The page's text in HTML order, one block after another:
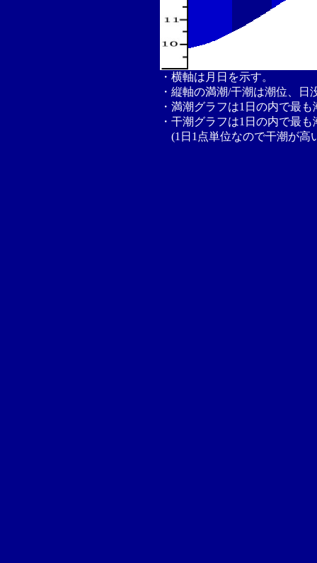
・横軸は月日を示す。
・縦軸の満潮/干潮は潮位、
・満潮グラフは1日の内で最
・干潮グラフは1日の内で最
(1日1点単位なので干潮が高